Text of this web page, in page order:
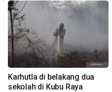
Karhutla di belakang dua
sekolah di Kubu Raya